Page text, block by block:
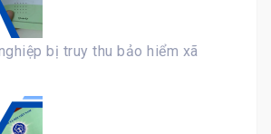
bị truy thu bảo hiểm xã